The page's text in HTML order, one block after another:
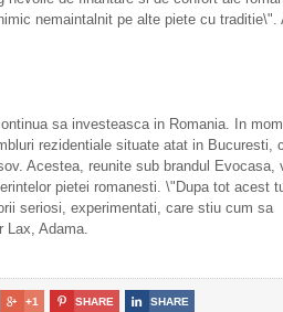
nemaintalnit pe alte piete cu traditie\".
sa investeasca in Romania. In
rezidentiale situate atat in Bucuresti,
Acestea, reunite sub brandul Evocasa,
pietei romanesti. \"Dupa tot acest
seriosi, experimentati, care stiu cum sa
Lax, Adama.
 +1  SHARE  SHARE